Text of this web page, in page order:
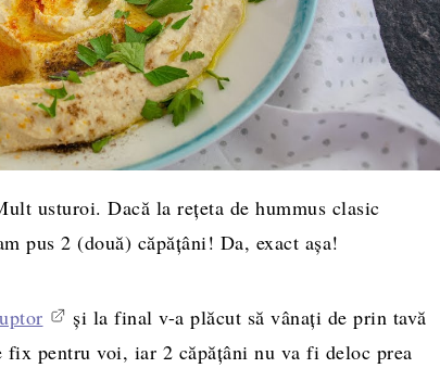
usturoi. Dacă la reţeta de hummus clasic
pus 2 (două) căpăţâni! Da, exact aşa!
şi la final v-a plăcut să vânaţi de prin tavă
pentru voi, iar 2 căpăţâni nu va fi deloc prea